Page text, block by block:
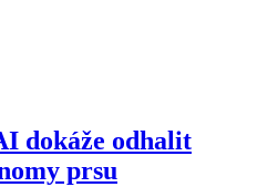
dokáže odhalit
prsu